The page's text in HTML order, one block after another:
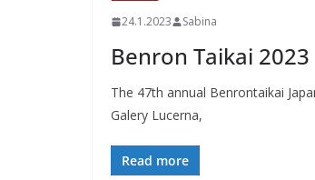
24.1.2023 Sabina
Benron Taikai 2023
The 47th annual Benrontaikai
Galery Lucerna,
Read more